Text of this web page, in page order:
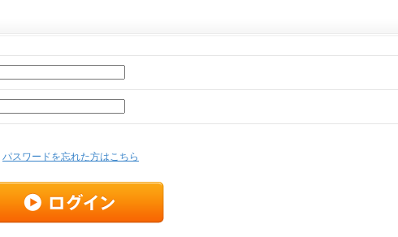
パスワードを忘れた方はこちら